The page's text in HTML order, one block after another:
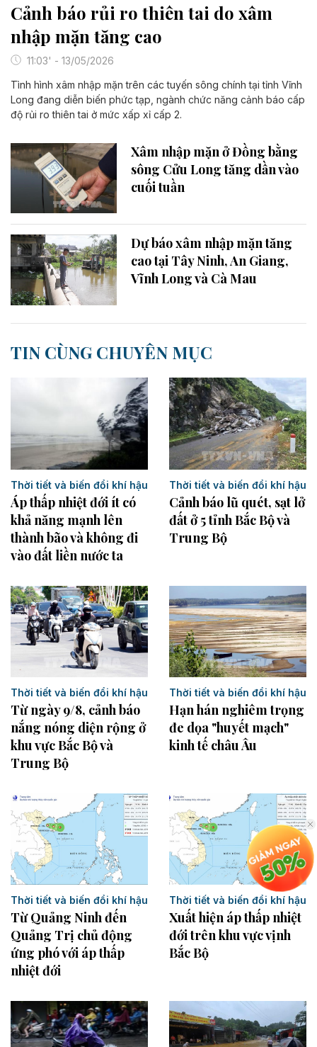
Cảnh báo rủi ro thiên tai do xâm
nhập mặn tăng cao
11:03' - 13/05/2026
Tình hình xâm nhập mặn trên các tuyến sông chính tại tỉnh Vĩnh
Long đang diễn biến phức tạp, ngành chức năng cảnh báo cấp
độ rủi ro thiên tai ở mức xấp xỉ cấp 2.
Xâm nhập mặn ở Đồng bằng
sông Cửu Long tăng dần vào
cuối tuần
Dự báo xâm nhập mặn tăng
cao tại Tây Ninh, An Giang,
Vĩnh Long và Cà Mau
TIN CÙNG CHUYÊN MỤC
Thời tiết và biến đổi khí hậu
Áp thấp nhiệt đới ít có
khả năng mạnh lên
thành bão và không đi
vào đất liền nước ta
Thời tiết và biến đổi khí hậu
Cảnh báo lũ quét, sạt lở
đất ở 5 tỉnh Bắc Bộ và
Trung Bộ
Thời tiết và biến đổi khí hậu
Từ ngày 9/8, cảnh báo
nắng nóng diện rộng ở
khu vực Bắc Bộ và
Trung Bộ
Thời tiết và biến đổi khí hậu
Hạn hán nghiêm trọng
đe dọa "huyết mạch"
kinh tế châu Âu
Thời tiết và biến đổi khí hậu
Từ Quảng Ninh đến
Quảng Trị chủ động
ứng phó với áp thấp
nhiệt đới
Thời tiết và biến đổi khí hậu
Xuất hiện áp thấp nhiệt
đới trên khu vực vịnh
Bắc Bộ